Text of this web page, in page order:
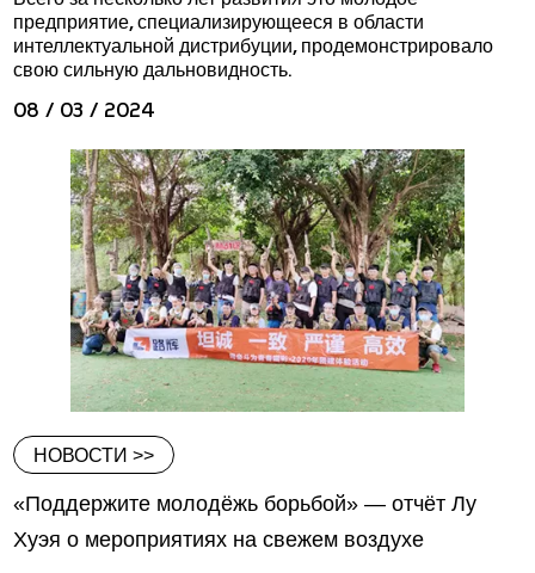
предприятие, специализирующееся в области
интеллектуальной дистрибуции, продемонстрировало
свою сильную дальновидность.
08 / 03 / 2024
НОВОСТИ >>
«Поддержите молодёжь борьбой» — отчёт Лу
Хуэя о мероприятиях на свежем воздухе